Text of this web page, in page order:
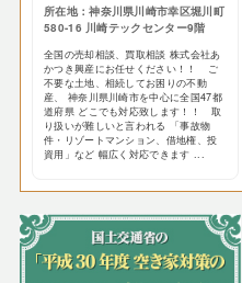
所在地：神奈川県川崎市幸区堀川町
580-16 川崎テックセンター9階
全国の売却相談、買取相談 株式会社あ
かつき興産にお任せください！！ ご
不要な土地、相続してお困りの不動
産、 神奈川県川崎市を中心に全国47都
道府県 どこでも対応致します！！ 取
り扱いが難しいと言われる 「事故物
件・リゾートマンション、借地権、投
資用」など 幅広く対応できます ...